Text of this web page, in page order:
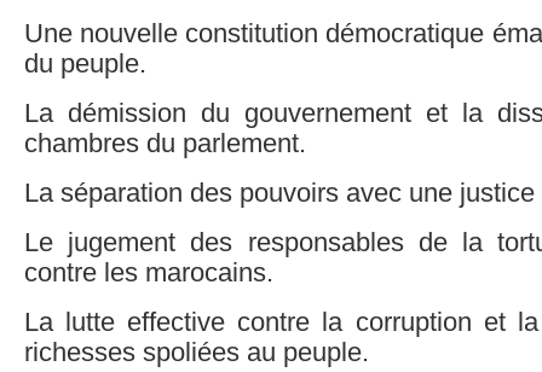
Une nouvelle constitution démocratique
du peuple.
La démission du gouvernement et la
chambres du parlement.
La séparation des pouvoirs avec une
Le jugement des responsables de la
contre les marocains.
La lutte effective contre la corruption et
richesses spoliées au peuple.